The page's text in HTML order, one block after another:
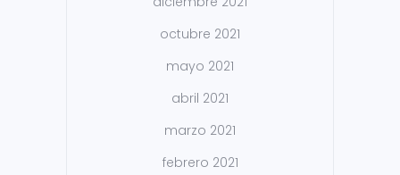
octubre 2021
mayo 2021
abril 2021
marzo 2021
febrero 2021